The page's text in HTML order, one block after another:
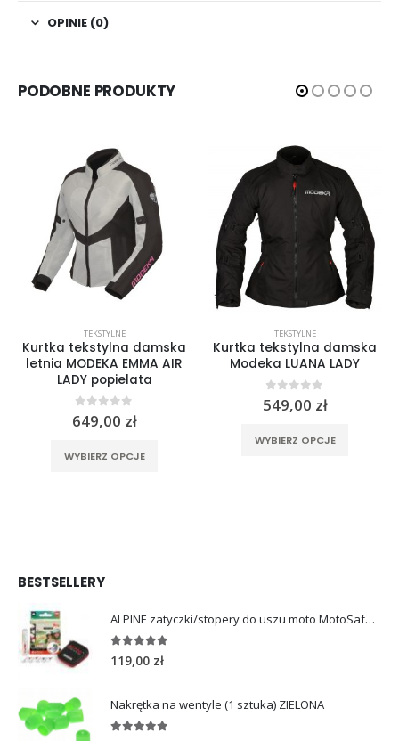
OPINIE (0)
PODOBNE PRODUKTY
TEKSTYLNE
Kurtka tekstylna damska
letnia MODEKA EMMA AIR
LADY popielata
0 out of 5
649,00 zł
WYBIERZ OPCJE
TEKSTYLNE
Kurtka tekstylna damska
Modeka LUANA LADY
0 out of 5
549,00 zł
WYBIERZ OPCJE
BESTSELLERY
ALPINE zatyczki/stopery do uszu moto MotoSafe Pro
4.96out of 5
119,00 zł
Nakrętka na wentyle (1 sztuka) ZIELONA